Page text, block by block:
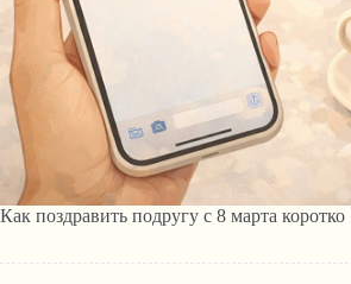
Как поздравить подругу с 8 марта коротко